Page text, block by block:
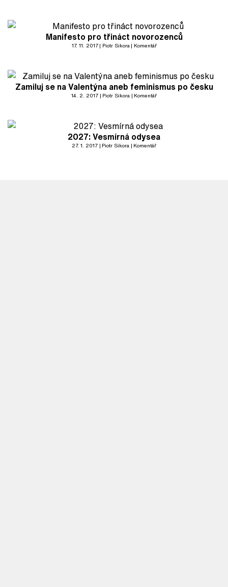
Manifesto pro třináct novorozenců
17. 11. 2017 Piotr Sikora Komentář
Zamiluj se na Valentýna aneb feminismus po česku
14. 2. 2017 Piotr Sikora Komentář
2027: Vesmírná odysea
27. 1. 2017 Piotr Sikora Komentář